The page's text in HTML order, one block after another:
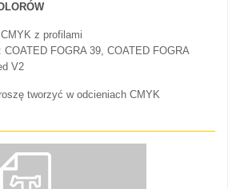
z profilami
FOGRA 39, COATED FOGRA
V2
tworzyć w odcieniach CMYK